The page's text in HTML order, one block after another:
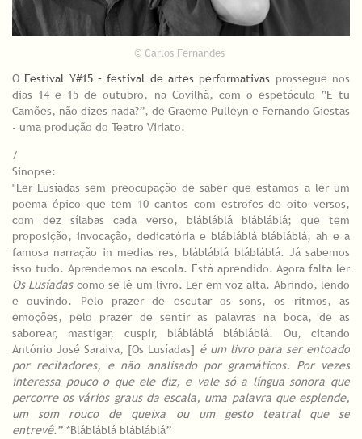
© Carlos Fernandes
O Festival Y#15 – festival de artes performativas prossegue nos
dias 14 e 15 de outubro, na Covilhã, com o espetáculo “E tu
Camões, não dizes nada?”, de Graeme Pulleyn e Fernando Giestas
- uma produção do Teatro Viriato.
/
Sinopse:
"Ler Lusíadas sem preocupação de saber que estamos a ler um
poema épico que tem 10 cantos com estrofes de oito versos,
com dez sílabas cada verso, blábláblá blábláblá; que tem
proposição, invocação, dedicatória e blábláblá blábláblá, ah e a
famosa narração in medias res, blábláblá blábláblá. Já sabemos
isso tudo. Aprendemos na escola. Está aprendido. Agora falta ler
Os Lusíadascomo se lê um livro. Ler em voz alta. Abrindo, lendo
e ouvindo. Pelo prazer de escutar os sons, os ritmos, as
emoções, pelo prazer de sentir as palavras na boca, de as
saborear, mastigar, cuspir, blábláblá blábláblá. Ou, citando
António José Saraiva, [Os Lusíadas] é um livro para ser entoado
por recitadores, e não analisado por gramáticos. Por vezes
interessa pouco o que ele diz, e vale só a língua sonora que
percorre os vários graus da escala, uma palavra que esplende,
um som rouco de queixa ou um gesto teatral que se
entrevê.” *Blábláblá blábláblá”